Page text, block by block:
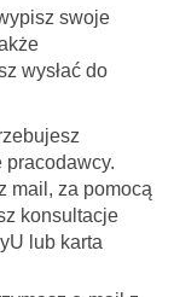
swoje
wysłać do
pracodawcy.
mail, za pomocą
konsultacje
lub karta